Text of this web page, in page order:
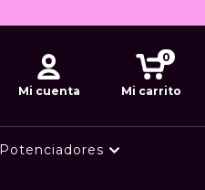
Mi cuenta Mi carrito
0
Potenciadores